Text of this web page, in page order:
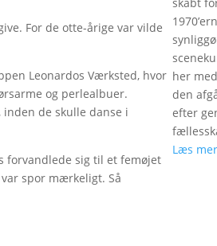
For de otte-årige var vilde
Leonardos Værksted, hvor
og perlealbuer.
de skulle danse i
forvandlede sig til et femøjet
spor mærkeligt. Så
her
den
efter
Læs